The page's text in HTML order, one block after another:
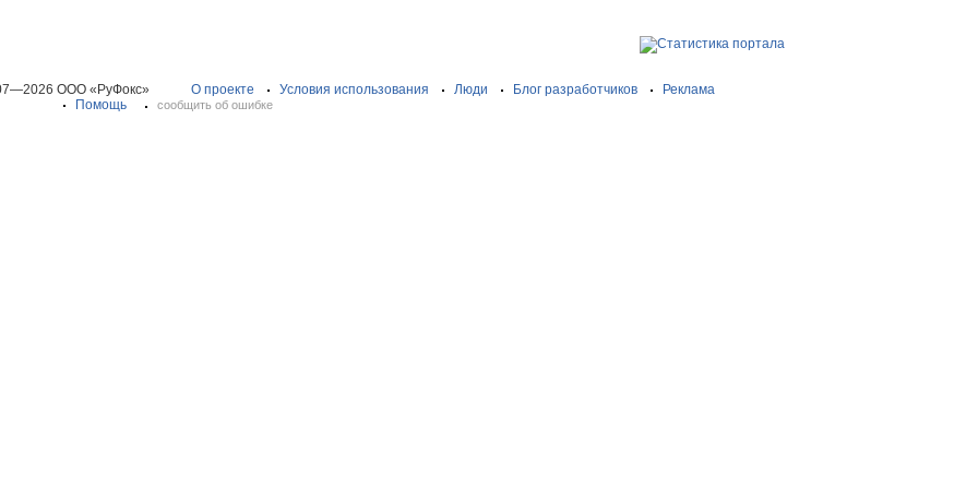
ООО «РуФокс» О проекте Условия использования Люди Блог разработчиков
Реклама
Помощь
сообщить об ошибке